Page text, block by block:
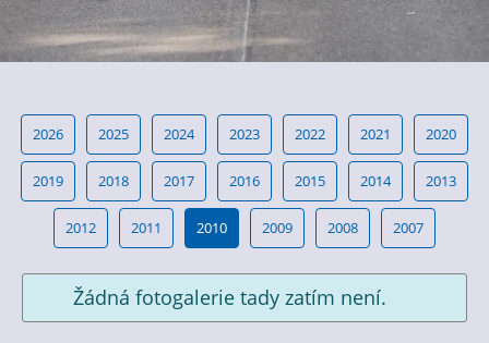
2026 2025 2024 2023 2022 2021 2020
2019 2018 2017 2016 2015 2014 2013
2012 2011 2010 2009 2008 2007
Žádná fotogalerie tady zatím není.